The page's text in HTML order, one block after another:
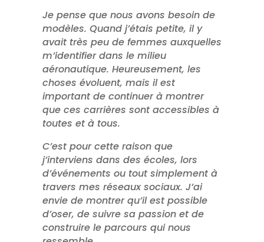
Je pense que nous avons besoin de
modèles. Quand j’étais petite, il y
avait très peu de femmes auxquelles
m’identifier dans le milieu
aéronautique. Heureusement, les
choses évoluent, mais il est
important de continuer à montrer
que ces carrières sont accessibles à
toutes et à tous.
C’est pour cette raison que
j’interviens dans des écoles, lors
d’événements ou tout simplement à
travers mes réseaux sociaux. J’ai
envie de montrer qu’il est possible
d’oser, de suivre sa passion et de
construire le parcours qui nous